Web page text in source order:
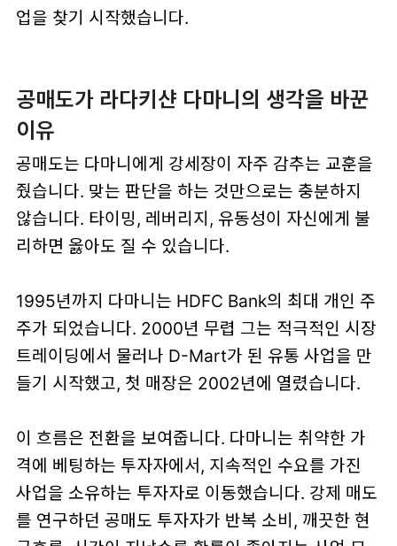
업을 찾기 시작했습니다.
공매도가 라다키샨 다마니의 생각을 바꾼
이유
공매도는 다마니에게 강세장이 자주 감추는 교훈을
줬습니다. 맞는 판단을 하는 것만으로는 충분하지
않습니다. 타이밍, 레버리지, 유동성이 자신에게 불
리하면 옳아도 질 수 있습니다.
1995년까지 다마니는 HDFC Bank의 최대 개인 주
주가 되었습니다. 2000년 무렵 그는 적극적인 시장
트레이딩에서 물러나 D-Mart가 된 유통 사업을 만
들기 시작했고, 첫 매장은 2002년에 열렸습니다.
이 흐름은 전환을 보여줍니다. 다마니는 취약한 가
격에 베팅하는 투자자에서, 지속적인 수요를 가진
사업을 소유하는 투자자로 이동했습니다. 강제 매도
를 연구하던 공매도 투자자가 반복 소비, 깨끗한 현